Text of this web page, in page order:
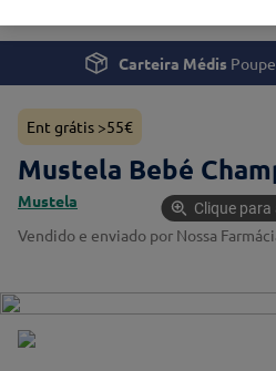
4º cerave
Carteira Médis
Ent grátis >55€
Mustela Bebé
Mustela
Vendido e enviado por Nossa
Clique